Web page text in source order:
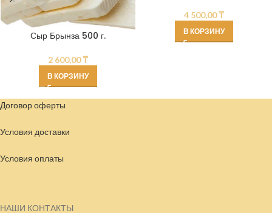
Сыр Брынза 500 г.
2 600,00₸
В КОРЗИНУ
4 500,00₸
В КОРЗИНУ
Договор оферты
Условия доставки
Условия оплаты
НАШИ КОНТАКТЫ